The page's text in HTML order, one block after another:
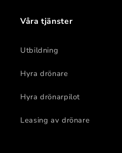
Våra tjänster
Utbildning
Hyra drönare
Hyra drönarpilot
Leasing av drönare